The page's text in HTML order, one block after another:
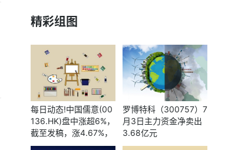
精彩组图
每日动态!中国儒意(00
136.HK)盘中涨超6%，
截至发稿，涨4.67%，
报1.57港元，成交额1
罗博特科（300757）7
月3日主力资金净卖出
3.68亿元